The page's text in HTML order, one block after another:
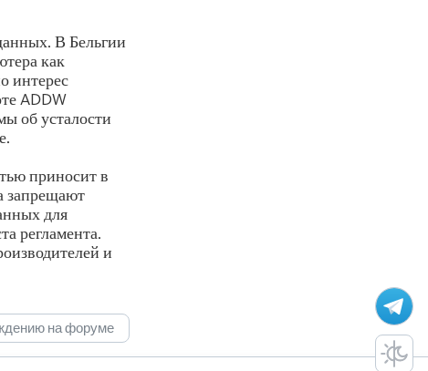
В Бельгии
как
интерес
ADDW
об усталости
приносит в
запрещают
для
регламента.
и
на форуме